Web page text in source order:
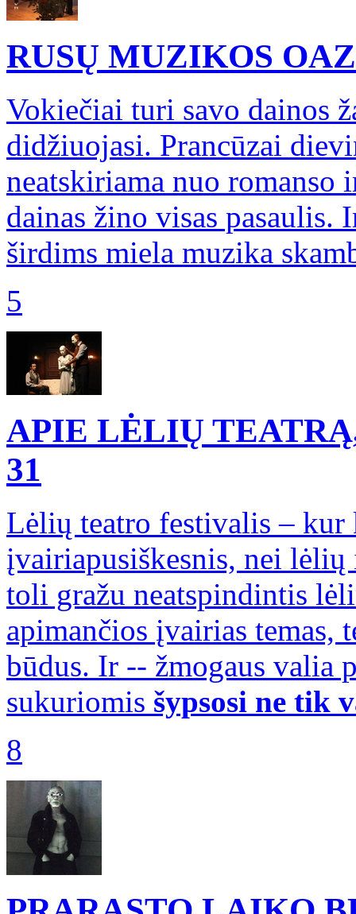
RUSŲ MUZIKOS
Vokiečiai turi savo dainos
didžiuojasi. Prancūzai
neatskiriama nuo romanso
dainas žino visas pasaulis.
širdims miela muzika
5
APIE LĖLIŲ
31
Lėlių teatro festivalis – kur
įvairiapusiškesnis, nei
toli gražu neatspindintis
apimančios įvairias temas,
būdus. Ir -- žmogaus valia
sukuriomis šypsosi ne tik
8